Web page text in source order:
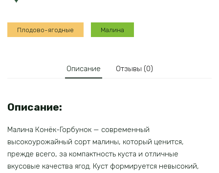
Плодово-ягодные Малина
Описание Отзывы (0)
Описание:
Малина Конёк-Горбунок — современный
высокоурожайный сорт малины, который ценится,
прежде всего, за компактность куста и отличные
вкусовые качества ягод. Куст формируется невысокий,